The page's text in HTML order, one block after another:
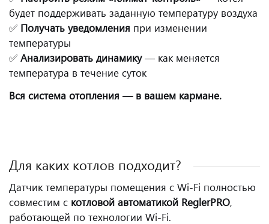
будет поддерживать заданную температуру воздуха
✅ Получать уведомления при изменении
температуры
✅ Анализировать динамику— как меняется
температура в течение суток
Вся система отопления — в вашем кармане.
Для каких котлов подходит?
Датчик температуры помещения с Wi-Fi полностью
совместим с котловой автоматикой ReglerPRO,
работающей по технологии Wi-Fi.